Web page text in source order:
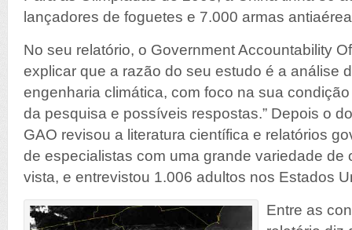
lançadores de foguetes e 7.000 armas
No seu relatório, o Government Accountability
explicar que a razão do seu estudo é a análise
engenharia climática, com foco na sua
da pesquisa e possíveis respostas.” Depois o
GAO revisou a literatura científica e relatórios
de especialistas com uma grande variedade de
vista, e entrevistou 1.006 adultos nos Estados
Entre as